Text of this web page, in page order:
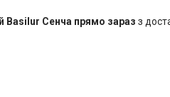
Basilur Сенча прямо зараз з